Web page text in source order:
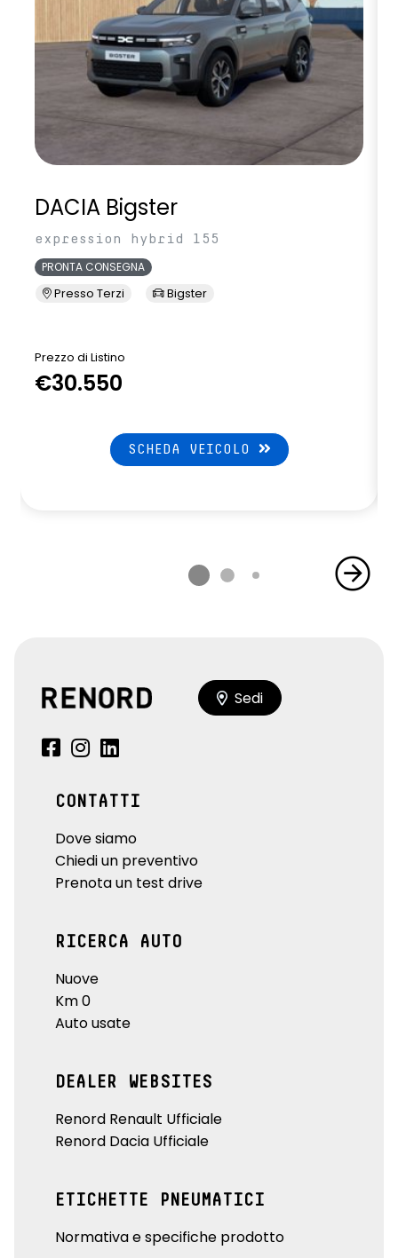
DACIA Bigster
expression hybrid 155
PRONTA CONSEGNA
Presso Terzi Bigster
Prezzo di Listino
€30.550
SCHEDA VEICOLO
Sedi
CONTATTI
Dove siamo
Chiedi un preventivo
Prenota un test drive
RICERCA AUTO
Nuove
Km 0
Auto usate
DEALER WEBSITES
Renord Renault Ufficiale
Renord Dacia Ufficiale
ETICHETTE PNEUMATICI
Normativa e specifiche prodotto